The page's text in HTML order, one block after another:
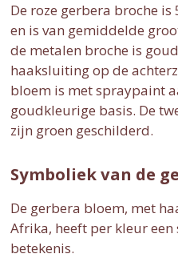
De roze gerbera broche is
en is van gemiddelde
de metalen broche is
haaksluiting op de
bloem is met spraypaint
goudkleurige basis. De
zijn groen geschilderd.
Symboliek van de
De gerbera bloem, met
Afrika, heeft per kleur
betekenis.